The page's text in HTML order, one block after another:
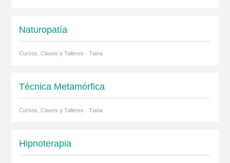
Naturopatía
Cursos, Clases y Talleres · Tiana
Técnica Metamórfica
Cursos, Clases y Talleres · Tiana
Hipnoterapia